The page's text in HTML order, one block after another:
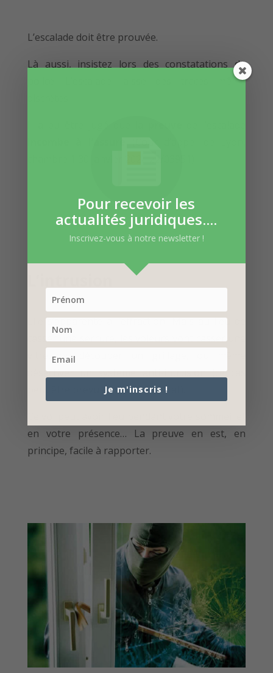
L’escalade doit être prouvée.
Là aussi, insistez lors des constatations de
police. L’escalade laisse des traces même
Contactez-nous
Elle s’apparente à l’effraction. Mais au lieu de
casser une serrure, les voleurs vont casser une
vitre, ou découper un grillage, ou même
désactiver un système anti-intrusion (ce cas
peut être prévu par votre contrat).
en votre présence… La preuve en est, en
principe, facile à rapporter.
Pour recevoir les
actualités juridiques....
Inscrivez-vous à notre newsletter !
Je m'inscris !